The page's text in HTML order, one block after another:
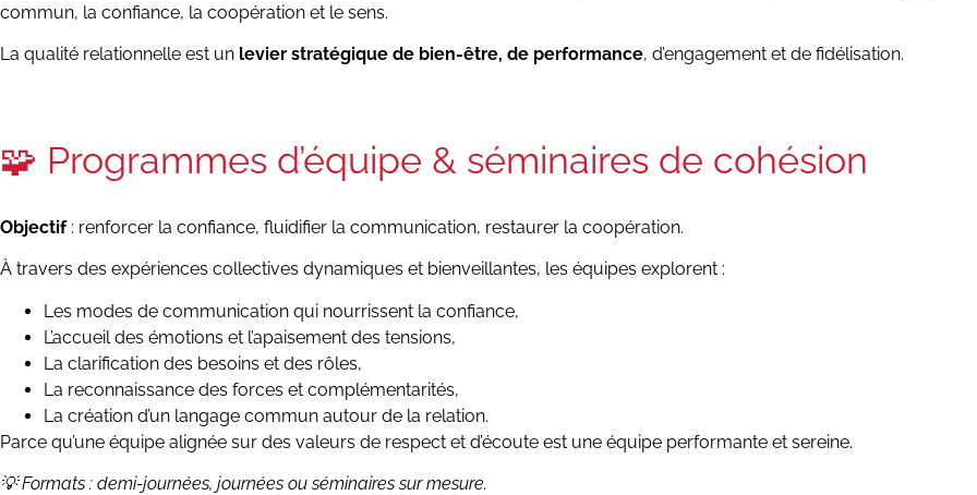
commun, la confiance, la coopération et le sens.
La qualité relationnelle est un levier stratégique de bien-être, de performance, d’engagement et de fidélisation.
🧩 Programmes d’équipe & séminaires de cohésion
Objectif: renforcer la confiance, fluidifier la communication, restaurer la coopération.
À travers des expériences collectives dynamiques et bienveillantes, les équipes explorent :
Les modes de communication qui nourrissent la confiance,
L’accueil des émotions et l’apaisement des tensions,
La clarification des besoins et des rôles,
La reconnaissance des forces et complémentarités,
La création d’un langage commun autour de la relation.
Parce qu’une équipe alignée sur des valeurs de respect et d’écoute est une équipe performante et sereine.
💡 Formats : demi-journées, journées ou séminaires sur mesure.